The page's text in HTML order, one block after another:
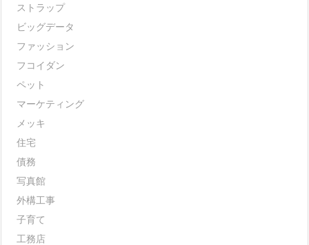
ストラップ
ビッグデータ
ファッション
フコイダン
ペット
マーケティング
メッキ
住宅
債務
写真館
外構工事
子育て
工務店